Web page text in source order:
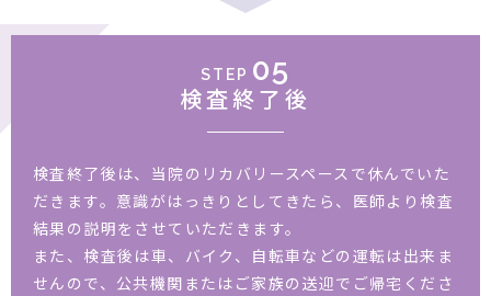
STEP 05
検査終了後
検査終了後は、当院のリカバリースペースで休んでいた
だきます。意識がはっきりとしてきたら、医師より検査
結果の説明をさせていただきます。
また、検査後は車、バイク、自転車などの運転は出来ま
せんので、公共機関またはご家族の送迎でご帰宅くださ